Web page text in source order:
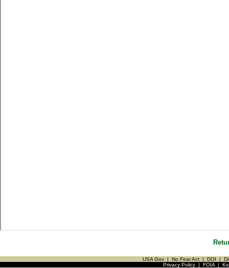
USA Gov | No Fear Act | DOI |
Privacy Policy| FOIA|